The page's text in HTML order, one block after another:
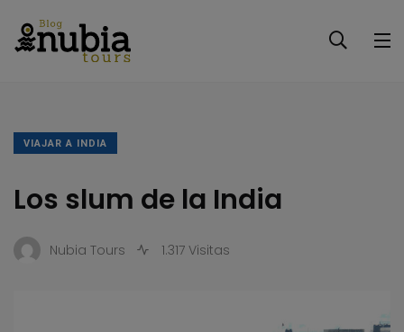
VIAJAR A INDIA
Los slum de la India
Nubia Tours 1.317 Visitas